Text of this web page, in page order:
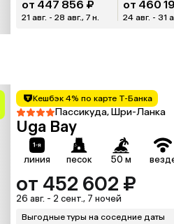
от 447 856 ₽
21 авг. - 28 авг., 7 н.
от 460
24 авг. - 31
Кешбэк 4% по карте Т-Банка
Пассикуда, Шри-Ланка
Uga Bay
линия песок 50 м
от 452 602 ₽
26 авг. - 2 сент., 7 ночей
Выгодные туры на соседние даты